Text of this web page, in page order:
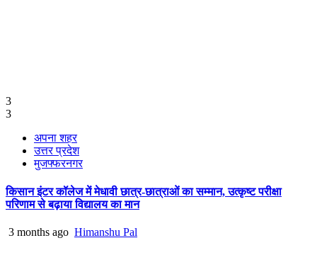
3
3
अपना शहर
उत्तर प्रदेश
मुजफ्फरनगर
किसान इंटर कॉलेज में मेधावी छात्र-छात्राओं का सम्मान, उत्कृष्ट परीक्षा
परिणाम से बढ़ाया विद्यालय का मान
3 months ago Himanshu Pal